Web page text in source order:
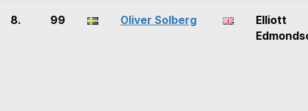
8. 99 Oliver Solberg
Elliott